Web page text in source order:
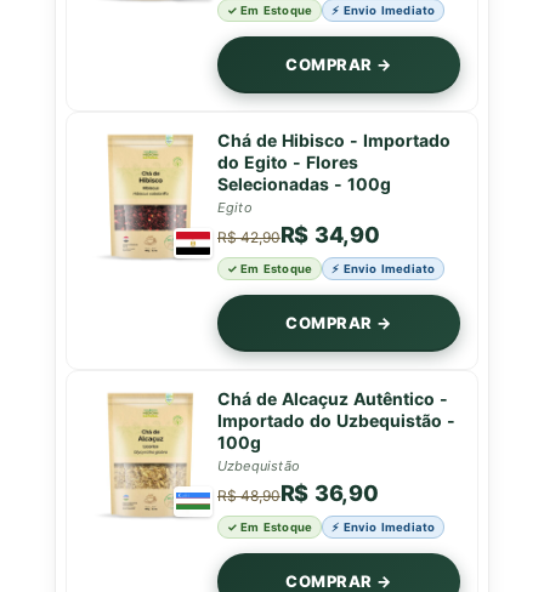
✓ Em Estoque ⚡ Envio Imediato
COMPRAR →
Chá de Hibisco - Importado
do Egito - Flores
Selecionadas - 100g
Egito
R$ 42,90R$ 34,90
✓ Em Estoque ⚡ Envio Imediato
COMPRAR →
Chá de Alcaçuz Autêntico -
Importado do Uzbequistão -
100g
Uzbequistão
R$ 48,90R$ 36,90
✓ Em Estoque ⚡ Envio Imediato
COMPRAR →